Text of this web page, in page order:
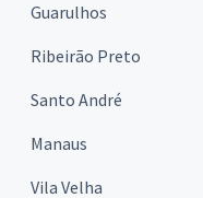
Guarulhos
Ribeirão Preto
Santo André
Manaus
Vila Velha